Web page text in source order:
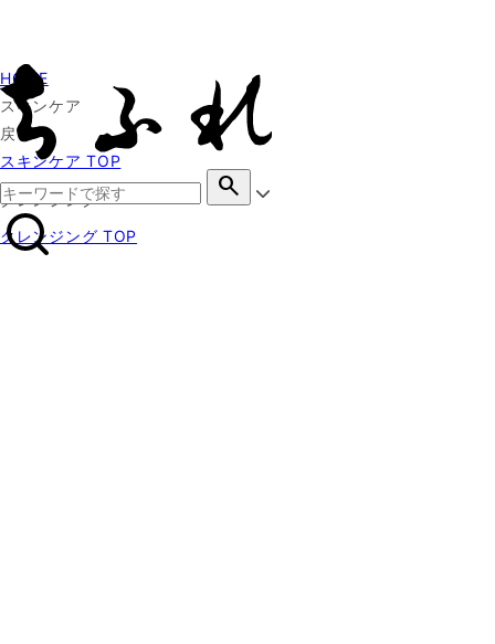
search
HOME
スキンケア
戻る
スキンケア TOP
クレンジング
クレンジング TOP